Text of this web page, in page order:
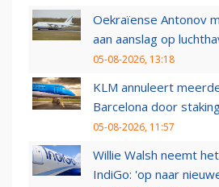
Oekraïense Antonov
aan aanslag op
05-08-2026, 13:18
KLM annuleert
Barcelona door
05-08-2026, 11:57
Willie Walsh neemt
IndiGo: 'op naar